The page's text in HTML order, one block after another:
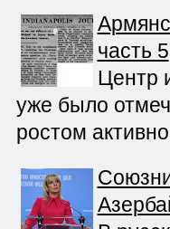
часть 5
Центр
уже было
ростом